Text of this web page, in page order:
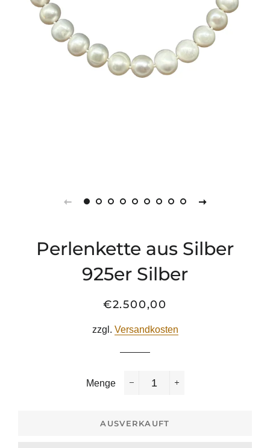
Perlenkette aus Silber
925er Silber
Normaler
Sonderpreis
€2.500,00
zzgl. Versandkosten
Menge
AUSVERKAUFT